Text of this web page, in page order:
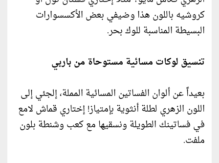
كروشيه باللون هذا وضيفي بعض الأكسسوارات
البسيطة المناسبة للوك بحر.
تنسيق لوكات مسائية مستوحاة من باربي
بعيداً عن ألوان الفساتين المسائية المملة، إلجئي إلى
اللون الزهري لطلة أنثوية بإمتياز! إختاري قماش لامع
في فساتينك الطويلة ونسقيها مع كعب وشنطة بلون
ملفت.